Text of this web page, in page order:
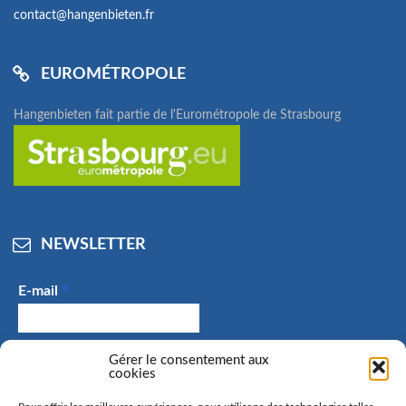
Gérer le consentement aux
cookies
contact@hangenbieten.fr
EUROMÉTROPOLE
Hangenbieten fait partie de l'Eurométropole de Strasbourg
NEWSLETTER
E-mail *
J'accepte de recevoir des e-mails et confirme avoir
pris connaissance de la politique de confidentialité.